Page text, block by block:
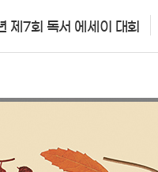
제7회 독서 에세이 대회